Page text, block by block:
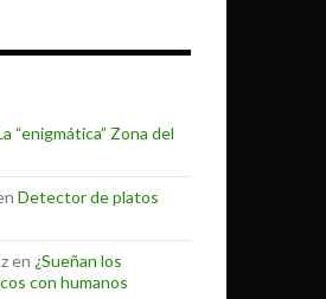
“enigmática” Zona del
Detector de platos
en ¿Sueñan los
con humanos